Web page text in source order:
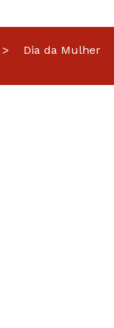
>
Dia da Mulher